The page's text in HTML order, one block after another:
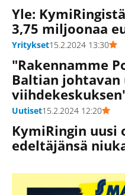
Yle:
3,75 miljoonaa
Yritykset15.2.2024 13:30
"Rakennamme
Baltian johtavan
Uutiset15.2.2024 12:20
KymiRingin
edeltäjänsä